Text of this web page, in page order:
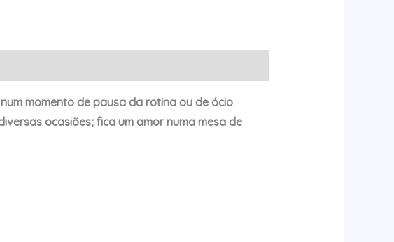
momento de pausa da rotina ou de ócio
ocasiões; fica um amor numa mesa de